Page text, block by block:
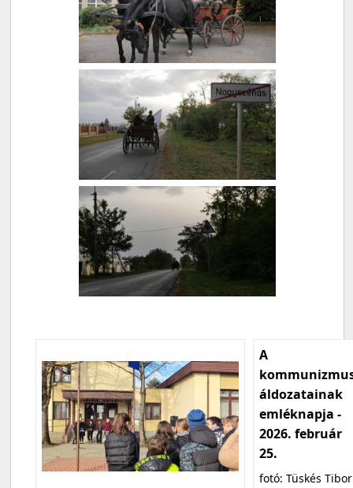
A
áldozatainak
emléknapja -
2026. február
25.
fotó: Tüskés Tibor